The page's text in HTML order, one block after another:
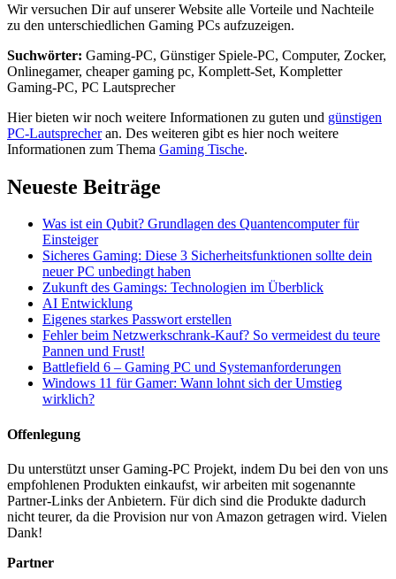
Wir versuchen Dir auf unserer Website alle Vorteile und Nachteile
zu den unterschiedlichen Gaming PCs aufzuzeigen.
Suchwörter: Gaming-PC, Günstiger Spiele-PC, Computer, Zocker,
Onlinegamer, cheaper gaming pc, Komplett-Set, Kompletter
Gaming-PC, PC Lautsprecher
Hier bieten wir noch weitere Informationen zu guten und günstigen
PC-Lautsprecheran. Des weiteren gibt es hier noch weitere
Informationen zum Thema Gaming Tische.
Neueste Beiträge
Was ist ein Qubit? Grundlagen des Quantencomputer für
Einsteiger
Sicheres Gaming: Diese 3 Sicherheitsfunktionen sollte dein
neuer PC unbedingt haben
Zukunft des Gamings: Technologien im Überblick
AI Entwicklung
Eigenes starkes Passwort erstellen
Fehler beim Netzwerkschrank-Kauf? So vermeidest du teure
Pannen und Frust!
Battlefield 6 – Gaming PC und Systemanforderungen
Windows 11 für Gamer: Wann lohnt sich der Umstieg
wirklich?
Offenlegung
Du unterstützt unser Gaming-PC Projekt, indem Du bei den von uns
empfohlenen Produkten einkaufst, wir arbeiten mit sogenannte
Partner-Links der Anbietern. Für dich sind die Produkte dadurch
nicht teurer, da die Provision nur von Amazon getragen wird. Vielen
Dank!
Partner